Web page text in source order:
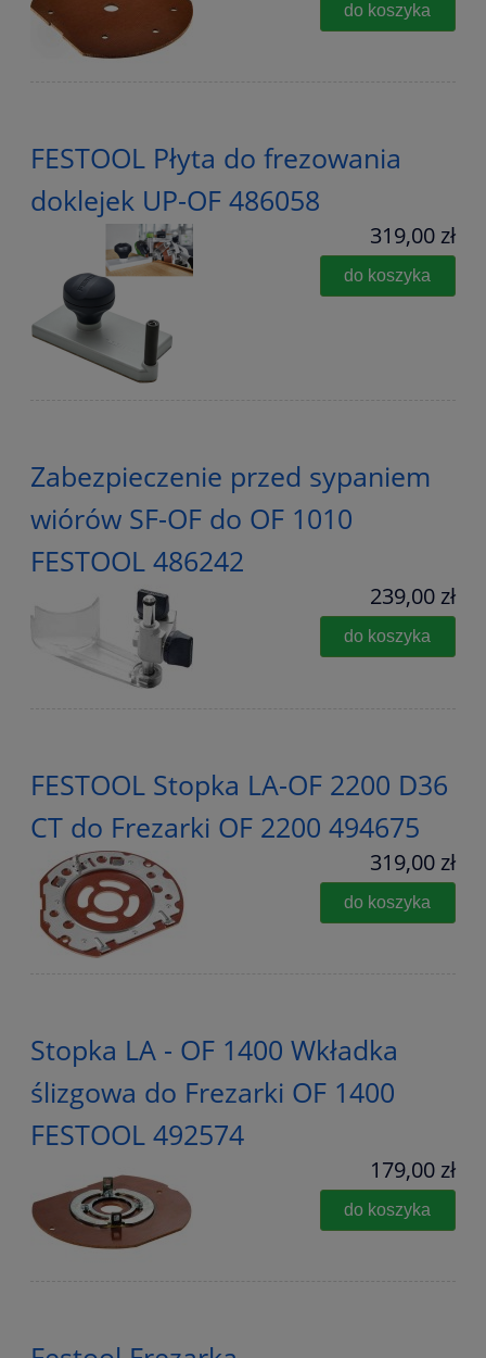
do koszyka
FESTOOL Płyta do frezowania
doklejek UP-OF 486058
319,00 zł
do koszyka
Zabezpieczenie przed sypaniem
wiórów SF-OF do OF 1010
FESTOOL 486242
239,00 zł
do koszyka
FESTOOL Stopka LA-OF 2200 D36
CT do Frezarki OF 2200 494675
319,00 zł
do koszyka
Stopka LA - OF 1400 Wkładka
ślizgowa do Frezarki OF 1400
FESTOOL 492574
179,00 zł
do koszyka